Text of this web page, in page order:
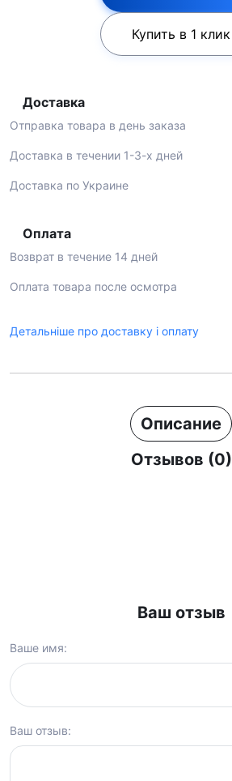
Купить в 1 клик
Доставка
Отправка товара в день заказа
Доставка в течении 1-3-х дней
Доставка по Украине
Оплата
Возврат в течение 14 дней
Оплата товара после осмотра
Детальніше про доставку і оплату
Описание
Отзывов (0)
Ваш отзыв
Ваше имя:
Ваш отзыв: